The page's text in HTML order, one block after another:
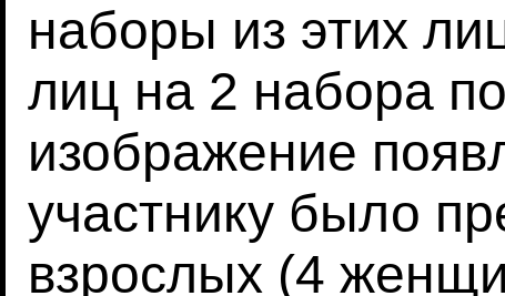
наборы из этих
лиц на 2 набора
изображение
участнику было
взрослых (4